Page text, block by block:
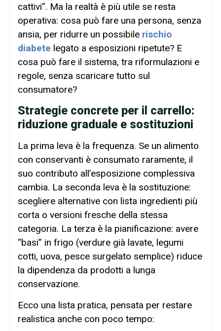
cattivi”. Ma la realtà è più utile se resta
operativa: cosa può fare una persona, senza
ansia, per ridurre un possibile rischio
diabete legato a esposizioni ripetute? E
cosa può fare il sistema, tra riformulazioni e
regole, senza scaricare tutto sul
consumatore?
Strategie concrete per il carrello:
riduzione graduale e sostituzioni
La prima leva è la frequenza. Se un alimento
con conservanti è consumato raramente, il
suo contributo all’esposizione complessiva
cambia. La seconda leva è la sostituzione:
scegliere alternative con lista ingredienti più
corta o versioni fresche della stessa
categoria. La terza è la pianificazione: avere
“basi” in frigo (verdure già lavate, legumi
cotti, uova, pesce surgelato semplice) riduce
la dipendenza da prodotti a lunga
conservazione.
Ecco una lista pratica, pensata per restare
realistica anche con poco tempo: